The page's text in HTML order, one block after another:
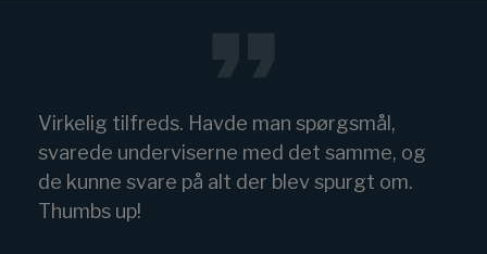
Virkelig tilfreds. Havde man spørgsmål,
svarede underviserne med det samme, og
de kunne svare på alt der blev spurgt om.
Thumbs up!